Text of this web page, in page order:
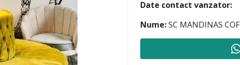
Date contact vanzator:
Nume:SC MANDINAS COF